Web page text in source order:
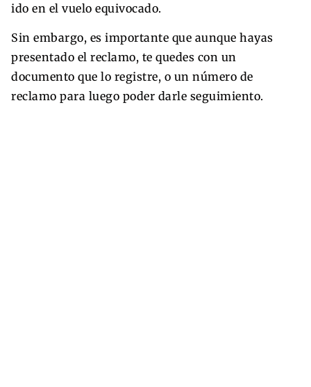
ido en el vuelo equivocado.
Sin embargo, es importante que aunque hayas
presentado el reclamo, te quedes con un
documento que lo registre, o un número de
reclamo para luego poder darle seguimiento.